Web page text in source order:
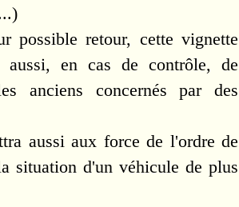
possible retour, cette vignette
aussi, en cas de contrôle, de
anciens concernés par des
aussi aux force de l'ordre de
situation d'un véhicule de plus